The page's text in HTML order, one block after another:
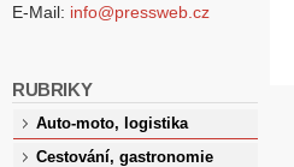
E-Mail: info@pressweb.cz
RUBRIKY
Auto-moto, logistika
Cestování, gastronomie